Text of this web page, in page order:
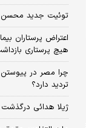
توئیت جدید محسن
اعتراض پرستاران
هیچ پرستاری
چرا مصر در پیوستن
تردید دارد؟
ژیلا هدائی درگذشت